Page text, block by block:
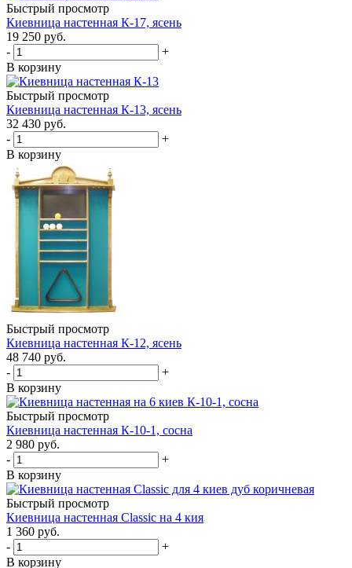
Быстрый просмотр
Киевница настенная К-17, ясень
19 250 руб.
-
+
В корзину
Быстрый просмотр
Киевница настенная К-13, ясень
32 430 руб.
-
+
В корзину
Быстрый просмотр
Киевница настенная К-12, ясень
48 740 руб.
-
+
В корзину
Быстрый просмотр
Киевница настенная К-10-1, сосна
2 980 руб.
-
+
В корзину
Быстрый просмотр
Киевница настенная Classic на 4 кия
1 360 руб.
-
+
В корзину